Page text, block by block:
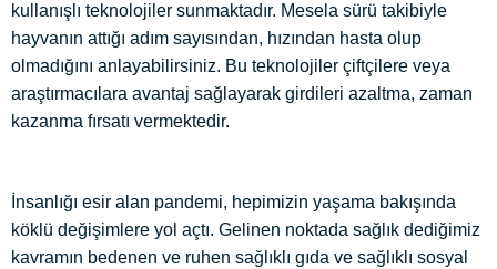
kullanışlı teknolojiler sunmaktadır. Mesela sürü takibiyle
hayvanın attığı adım sayısından, hızından hasta olup
olmadığını anlayabilirsiniz. Bu teknolojiler çiftçilere veya
araştırmacılara avantaj sağlayarak girdileri azaltma, zaman
kazanma fırsatı vermektedir.
İnsanlığı esir alan pandemi, hepimizin yaşama bakışında
köklü değişimlere yol açtı. Gelinen noktada sağlık dediğimiz
kavramın bedenen ve ruhen sağlıklı gıda ve sağlıklı sosyal